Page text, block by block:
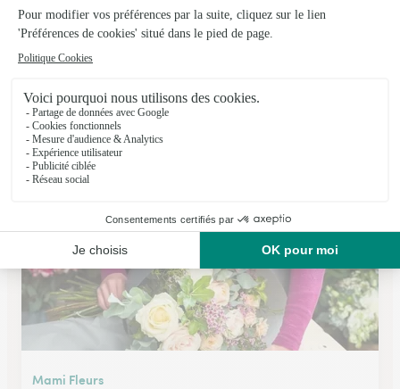
O Fleurs de Nath
Colleville Montgomery
★★★★★4.2 (77)
C.Cial Auchan Rue de la Mer
Mami Fleurs